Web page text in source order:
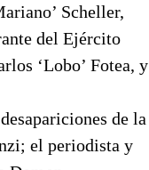
Scheller,
del Ejército
‘Lobo’ Fotea, y
de la
el periodista y